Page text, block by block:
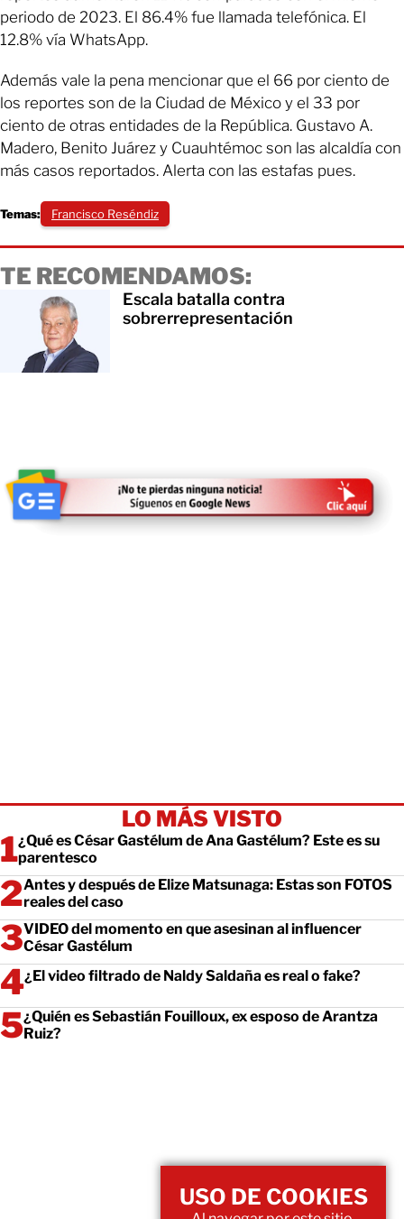
periodo de 2023. El 86.4% fue llamada telefónica. El
12.8% vía WhatsApp.
Además vale la pena mencionar que el 66 por ciento de
los reportes son de la Ciudad de México y el 33 por
ciento de otras entidades de la República. Gustavo A.
Madero, Benito Juárez y Cuauhtémoc son las alcaldía con
más casos reportados. Alerta con las estafas pues.
Temas: Francisco Reséndiz
TE RECOMENDAMOS:
Escala batalla contra
sobrerrepresentación
LO MÁS VISTO
¿Qué es César Gastélum de Ana Gastélum? Este es su
parentesco
Antes y después de Elize Matsunaga: Estas son FOTOS
reales del caso
VIDEO del momento en que asesinan al influencer
César Gastélum
¿El video filtrado de Naldy Saldaña es real o fake?
¿Quién es Sebastián Fouilloux, ex esposo de Arantza
Ruiz?
USO DE COOKIES